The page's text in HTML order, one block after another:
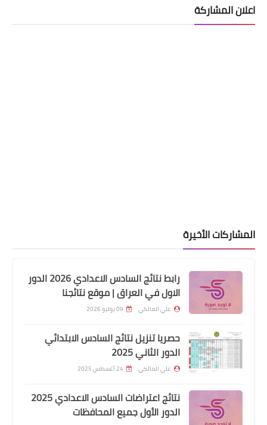
استمارة التقديم على 1000 درجة وظيفية
محافظة النجف
اعلان المشاركة
المشاركات الأخيرة
رابط نتائج السادس الاعدادي 2026 الدور
الاول في العراق | موقع نتائجنا
علي المالكي 09 يوليو 2026
حصريا تنزيل نتائج السادس الابتدائي
الدور الثاني 2025
علي المالكي 24 أغسطس 2025
نتائج اعتراضات السادس الاعدادي 2025
الدور الأول جميع المحافظات